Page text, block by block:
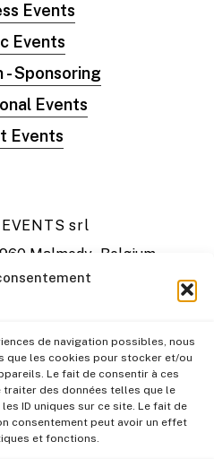
de navigation possibles, nous
les cookies pour stocker et/ou
Le fait de consentir à ces
des données telles que le
ID uniques sur ce site. Le fait de
consentement peut avoir un effet
et fonctions.
Events
Events
Sponsoring
Events
Events
srl
Malmedy - Belgium
31 99 99
Events2026